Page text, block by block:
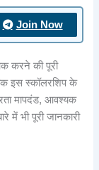
Join Now
करने की पूरी
इस स्कॉलरशिप के
मापदंड, आवश्यक
भी पूरी जानकारी